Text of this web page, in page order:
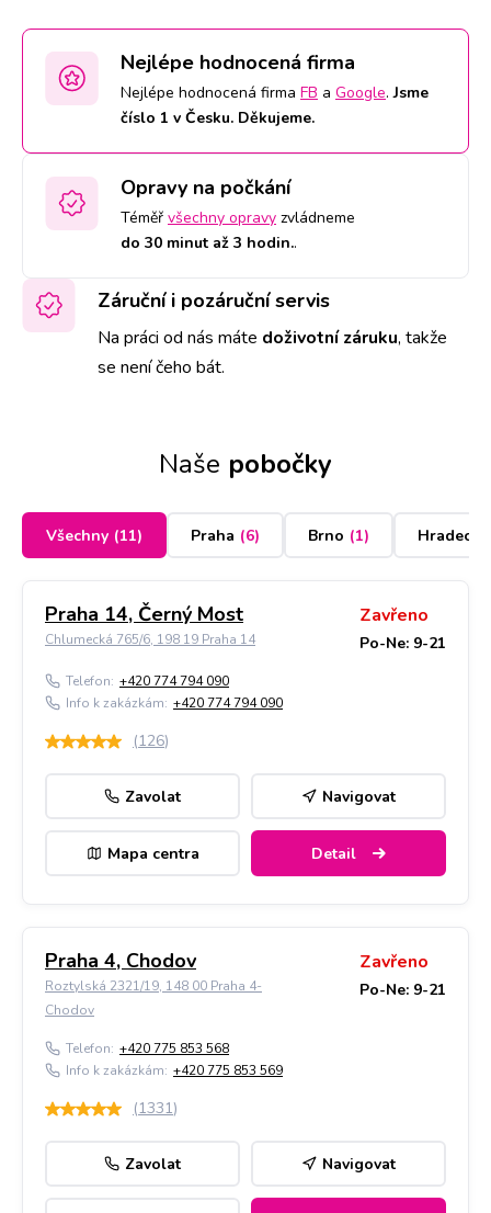
Nejlépe hodnocená firma
Nejlépe hodnocená firma FB a Google.Jsme
číslo 1 v Česku. Děkujeme.
Opravy na počkání
Téměř všechny opravy zvládneme
do 30 minut až 3 hodin..
Záruční i pozáruční servis
Na práci od nás máte doživotní záruku, takže
se není čeho bát.
Naše pobočky
Všechny (11) Praha (6) Brno (1) Hradec
Praha 14, Černý Most
Chlumecká 765/6, 198 19 Praha 14
Zavřeno
Po-Ne: 9-21
Telefon: +420 774 794 090
Info k zakázkám: +420 774 794 090
(126)
Zavolat Navigovat
Mapa centra Detail
Praha 4, Chodov
Roztylská 2321/19, 148 00 Praha 4-
Chodov
Zavřeno
Po-Ne: 9-21
Telefon: +420 775 853 568
Info k zakázkám: +420 775 853 569
(1331)
Zavolat Navigovat